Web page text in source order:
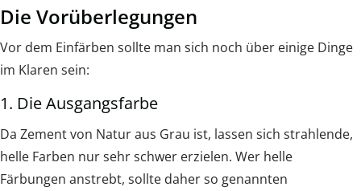
Die Vorüberlegungen
Vor dem Einfärben sollte man sich noch über einige Dinge
im Klaren sein:
1. Die Ausgangsfarbe
Da Zement von Natur aus Grau ist, lassen sich strahlende,
helle Farben nur sehr schwer erzielen. Wer helle
Färbungen anstrebt, sollte daher so genannten